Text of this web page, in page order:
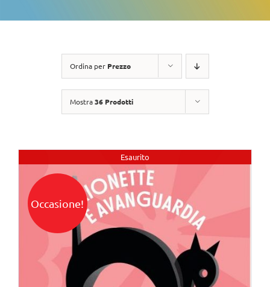
Ordina per Prezzo
Mostra36 Prodotti
Esaurito
Occasione!